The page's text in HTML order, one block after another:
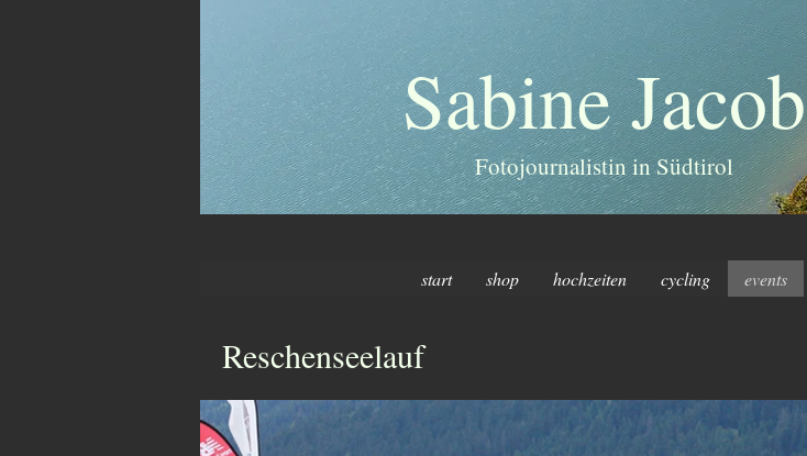
Sabine Jacob
Fotojournalistin in Südtirol
start shop hochzeiten cycling events
Reschenseelauf
Überschrift 3